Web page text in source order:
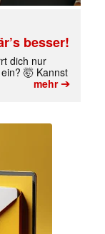
besser!
dich nur
🤯 Kannst
mehr➔